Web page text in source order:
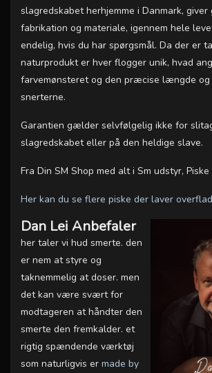
slagredskabet herhjemme i Danmark,
fabrikation og materiale, igennem hele
endelig, hvis du har spørgsmål. Da der er
naturprodukt er hver flogger unik, hvad
farvemønsteret og den præcise længde og
snerterne.
Garantien gælder selvfølgelig ikke for
slagredskabet eller på den heldige slave.
Fra Din SM Shop med alt i Sm udstyr,
Her kan du se flere piske der laver
Dan Lei Anbefaler
her taler vi hud smerte. den
er nem at styre og
taknemmelig at doser. men
det kan være svært for
modtageren at håndter den
smerte den fremkalder. et
rigtig spændende værktøj
som naturligvis er made by